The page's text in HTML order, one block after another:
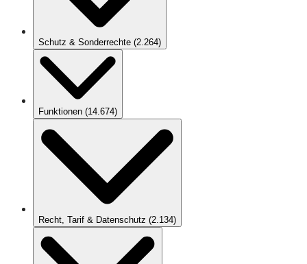
Schutz & Sonderrechte (2.264)
Funktionen (14.674)
Recht, Tarif & Datenschutz (2.134)